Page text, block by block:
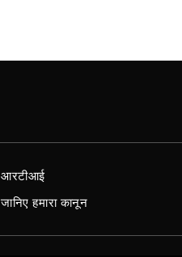
आरटीआई
जानिए हमारा कानून